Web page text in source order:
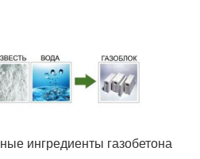
ингредиенты газобетона